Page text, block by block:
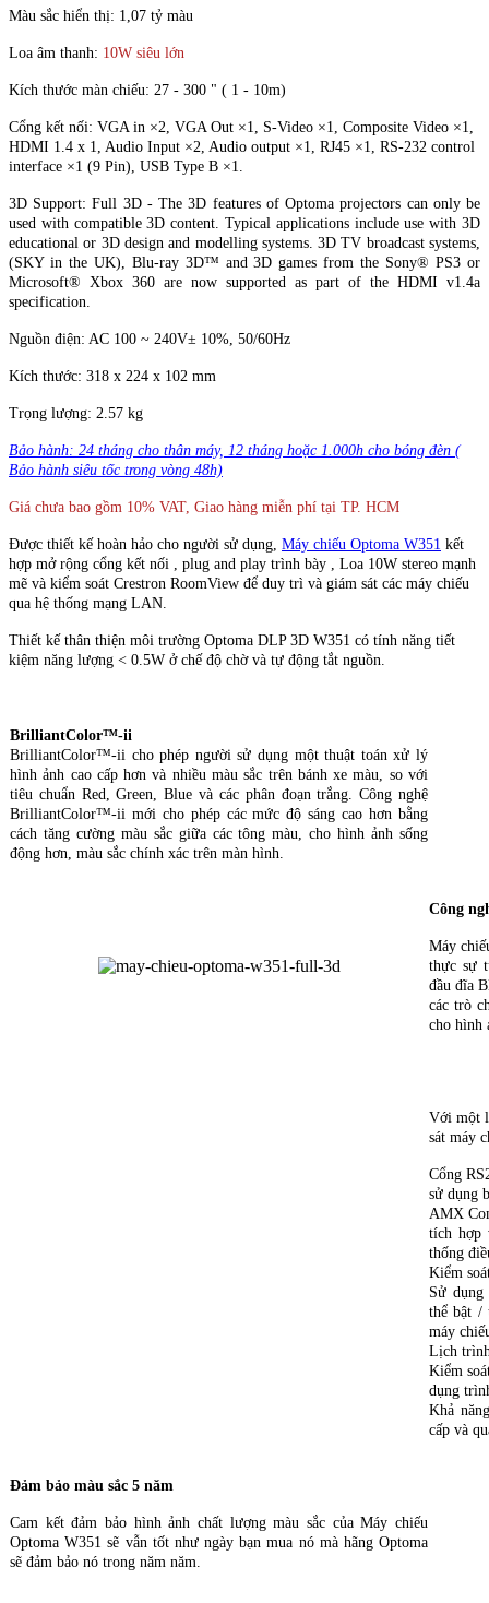
Màu sắc hiển thị: 1,07 tỷ màu
Loa âm thanh: 10W siêu lớn
Kích thước màn chiếu: 27 - 300 " ( 1 - 10m)
Cổng kết nối: VGA in ×2, VGA Out ×1, S-Video ×1, Composite Video ×1,
HDMI 1.4 x 1, Audio Input ×2, Audio output ×1, RJ45 ×1, RS-232 control
interface ×1 (9 Pin), USB Type B ×1.
3D Support: Full 3D - The 3D features of Optoma projectors can only be
used with compatible 3D content. Typical applications include use with 3D
educational or 3D design and modelling systems. 3D TV broadcast systems,
(SKY in the UK), Blu-ray 3D™ and 3D games from the Sony® PS3 or
Microsoft® Xbox 360 are now supported as part of the HDMI v1.4a
specification.
Nguồn điện: AC 100 ~ 240V± 10%, 50/60Hz
Kích thước: 318 x 224 x 102 mm
Trọng lượng: 2.57 kg
Bảo hành: 24 tháng cho thân máy, 12 tháng hoặc 1.000h cho bóng đèn (
Bảo hành siêu tốc trong vòng 48h)
Giá chưa bao gồm 10% VAT, Giao hàng miễn phí tại TP. HCM
Được thiết kế hoàn hảo cho người sử dụng, Máy chiếu Optoma W351 kết
hợp mở rộng cổng kết nối , plug and play trình bày , Loa 10W stereo mạnh
mẽ và kiểm soát Crestron RoomView để duy trì và giám sát các máy chiếu
qua hệ thống mạng LAN.
Thiết kế thân thiện môi trường Optoma DLP 3D W351 có tính năng tiết
kiệm năng lượng < 0.5W ở chế độ chờ và tự động tắt nguồn.
BrilliantColor™-ii
BrilliantColor™-ii cho phép người sử dụng một thuật toán xử lý
hình ảnh cao cấp hơn và nhiều màu sắc trên bánh xe màu, so với
tiêu chuẩn Red, Green, Blue và các phân đoạn trắng. Công nghệ
BrilliantColor™-ii mới cho phép các mức độ sáng cao hơn bằng
cách tăng cường màu sắc giữa các tông màu, cho hình ảnh sống
động hơn, màu sắc chính xác trên màn hình.
Công
Máy
thực sự
đầu đĩa
các trò
cho hình
Với một
sát máy
Cổng
sử dụng
AMX
tích hợp
thống
Kiểm
Sử
thể bật /
máy
Lịch
Kiểm
dụng
Khả
cấp và
Đảm bảo màu sắc 5 năm
Cam kết đảm bảo hình ảnh chất lượng màu sắc của Máy chiếu
Optoma W351 sẽ vẫn tốt như ngày bạn mua nó mà hãng Optoma
sẽ đảm bảo nó trong năm năm.